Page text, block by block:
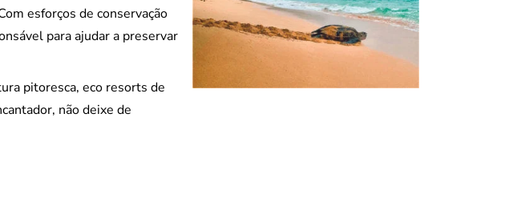
esforços de conservação
para ajudar a preservar
pitoresca, eco resorts de
não deixe de